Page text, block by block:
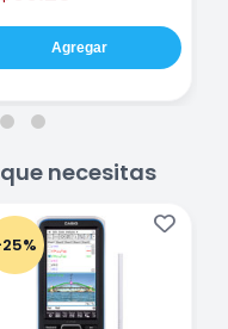
Agregar
necesitas